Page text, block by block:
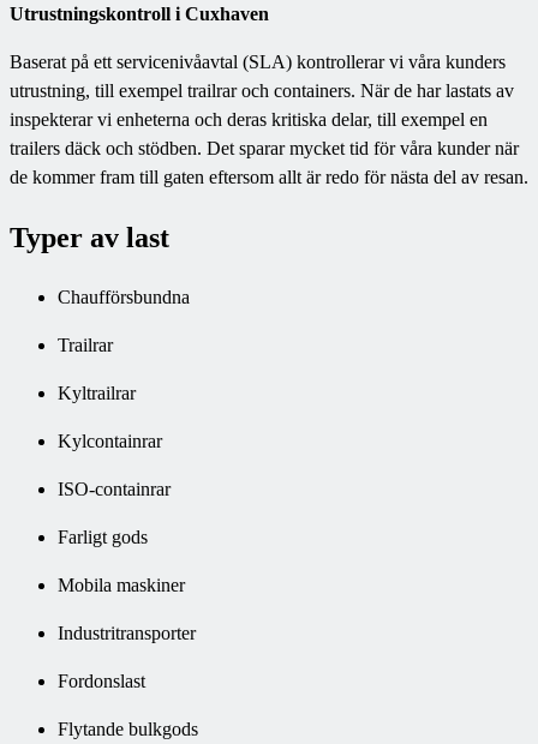
Utrustningskontroll i Cuxhaven
Baserat på ett servicenivåavtal (SLA) kontrollerar vi våra kunders
utrustning, till exempel trailrar och containers. När de har lastats av
inspekterar vi enheterna och deras kritiska delar, till exempel en
trailers däck och stödben. Det sparar mycket tid för våra kunder när
de kommer fram till gaten eftersom allt är redo för nästa del av resan.
Typer av last
Chaufförsbundna
Trailrar
Kyltrailrar
Kylcontainrar
ISO-containrar
Farligt gods
Mobila maskiner
Industritransporter
Fordonslast
Flytande bulkgods